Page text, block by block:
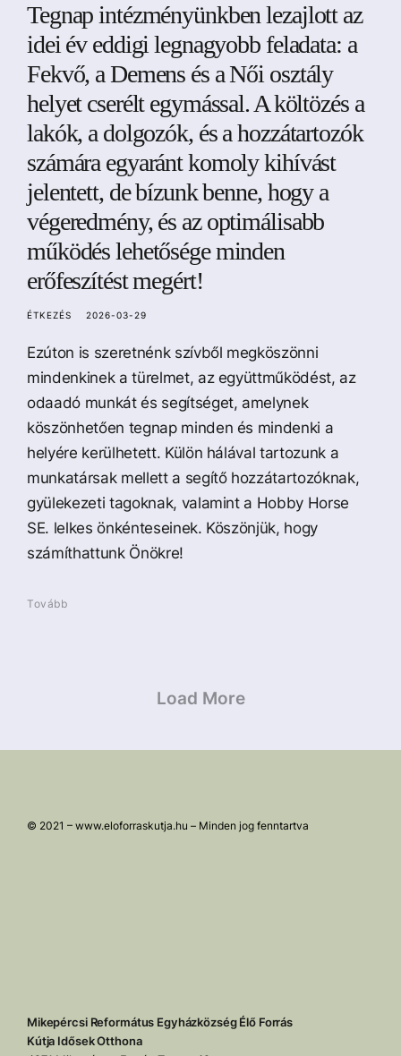
Tegnap intézményünkben lezajlott az
idei év eddigi legnagyobb feladata: a
Fekvő, a Demens és a Női osztály
helyet cserélt egymással. A költözés a
lakók, a dolgozók, és a hozzátartozók
számára egyaránt komoly kihívást
jelentett, de bízunk benne, hogy a
végeredmény, és az optimálisabb
működés lehetősége minden
erőfeszítést megért!
ÉTKEZÉS 2026-03-29
Ezúton is szeretnénk szívből megköszönni
mindenkinek a türelmet, az együttműködést, az
odaadó munkát és segítséget, amelynek
köszönhetően tegnap minden és mindenki a
helyére kerülhetett. Külön hálával tartozunk a
munkatársak mellett a segítő hozzátartozóknak,
gyülekezeti tagoknak, valamint a Hobby Horse
SE. lelkes önkénteseinek. Köszönjük, hogy
számíthattunk Önökre!
Tovább
Load More
© 2021 – www.eloforraskutja.hu – Minden jog fenntartva
Mikepércsi Református Egyházközség Élő Forrás
Kútja Idősek Otthona